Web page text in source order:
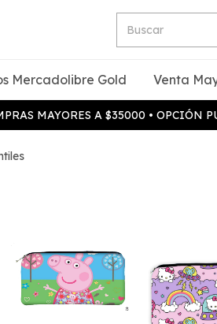
Mercadolibre Gold Venta
MAYORES A $35000 • OPCIÓN